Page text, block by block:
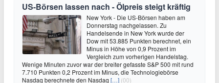
US-Börsen lassen nach - Ölpreis steigt kräftig
New York - Die US-Börsen haben am
Donnerstag nachgelassen. Zu
Handelsende in New York wurde der
Dow mit 53.885 Punkten berechnet, ein
Minus in Höhe von 0,9 Prozent im
Vergleich zum vorherigen Handelstag.
Wenige Minuten zuvor war der breiter gefasste S&P 500 mit rund
7.710 Punkten 0,2 Prozent im Minus, die Technologiebörse
Nasdaq berechnete den Nasdaq […] (00)